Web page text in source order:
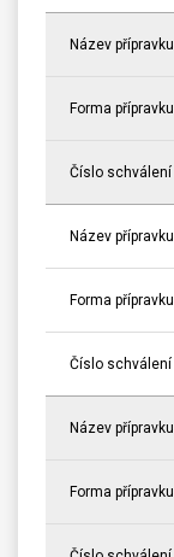
Název přípravku
Forma přípravku
Číslo schválení
Název přípravku
Forma přípravku
Číslo schválení
Název přípravku
Forma přípravku